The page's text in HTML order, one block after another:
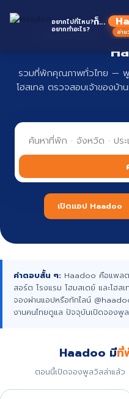
อยากไปที่ไหน?
อยากทำอะไร?
ก็...
อ่าน
ที่พักทั่วไทย
รวมที่พักคุณภาพทั่วไทย — พู
โฮสเทล ตรวจสอบเจ้าของบ้
เปิดแอป Haadoo
คำตอบสั้น ๆ: Haadoo คือแพล
สอร์ต โรงแรม โฮมสเตย์ และโฮ
จองผ่านแอปหรือทักไลน์
งานคนไทยดูแล ปัจจุบันเปิดจองพู
Haadoo มีที่
ตอนนี้เปิดจองพูลวิลล่าแล้ว